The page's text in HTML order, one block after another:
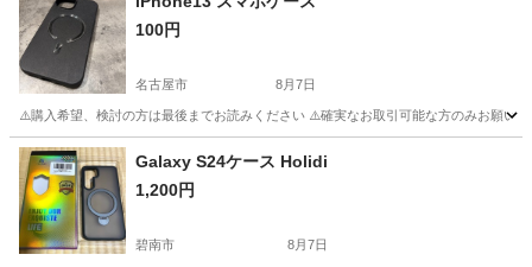
100円
名古屋市 8月7日
⚠️購入希望、検討の方は最後までお読みください ⚠️確実なお取引可能な方のみお願い
愛知 名古屋市 楽天
Galaxy S24ケース Holidi
1,200円
碧南市 8月7日